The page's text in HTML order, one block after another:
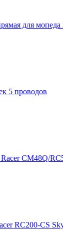
для
5 проводов
CM48Q/
RC200-CS